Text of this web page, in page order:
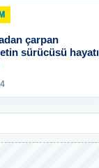
çarpan
sürücüsü